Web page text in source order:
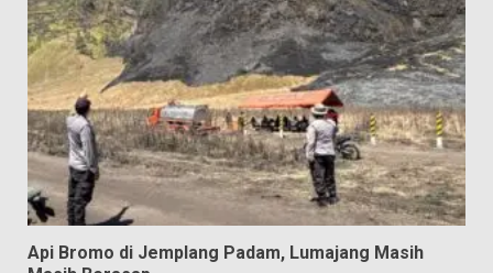
Api Bromo di Jemplang Padam, Lumajang Masih